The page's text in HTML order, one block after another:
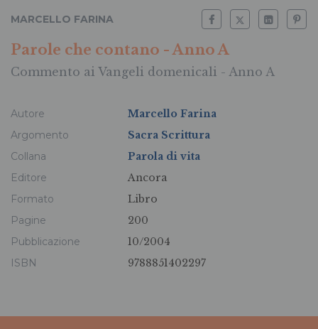
MARCELLO FARINA
Parole che contano - Anno A
Commento ai Vangeli domenicali - Anno A
Autore
Marcello Farina
Argomento
Sacra Scrittura
Collana
Parola di vita
Editore
Ancora
Formato
Libro
Pagine
200
Pubblicazione
10/2004
ISBN
9788851402297